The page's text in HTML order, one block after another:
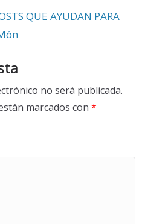
QUE AYUDAN PARA
no será publicada.
marcados con *